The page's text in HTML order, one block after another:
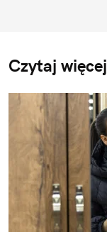
Czytaj więcej